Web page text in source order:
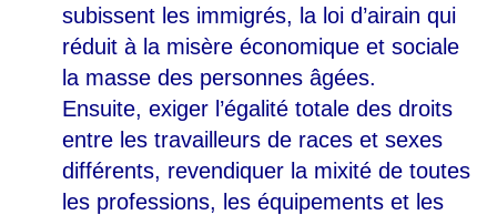
subissent les immigrés, la loi d’airain qui
réduit à la misère économique et sociale
la masse des personnes âgées.
Ensuite, exiger l’égalité totale des droits
entre les travailleurs de races et sexes
différents, revendiquer la mixité de toutes
les professions, les équipements et les